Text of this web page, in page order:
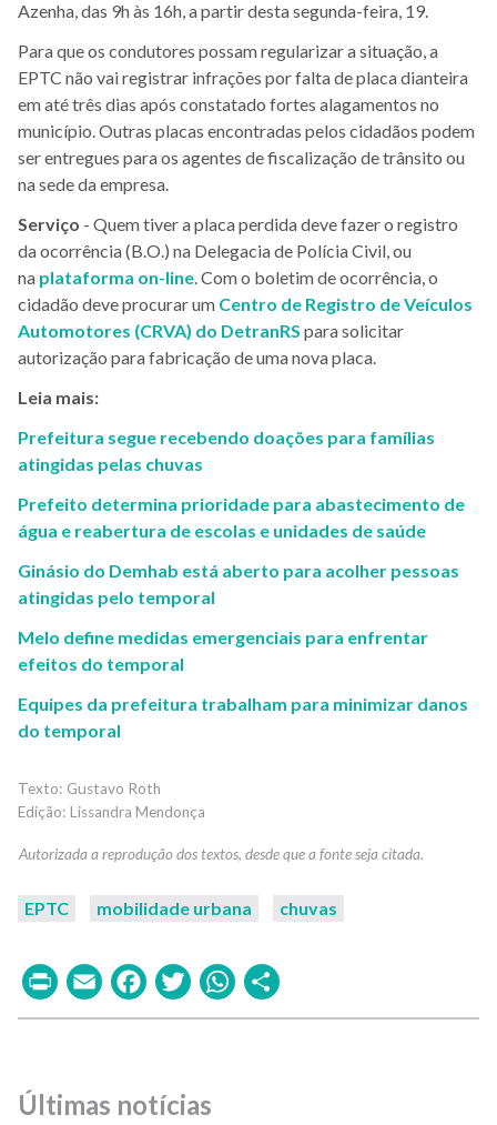
Azenha, das 9h às 16h, a partir desta segunda-feira, 19.
Para que os condutores possam regularizar a situação, a
EPTC não vai registrar infrações por falta de placa dianteira
em até três dias após constatado fortes alagamentos no
município. Outras placas encontradas pelos cidadãos podem
ser entregues para os agentes de fiscalização de trânsito ou
na sede da empresa.
Serviço - Quem tiver a placa perdida deve fazer o registro
da ocorrência (B.O.) na Delegacia de Polícia Civil, ou
na plataforma on-line. Com o boletim de ocorrência, o
cidadão deve procurar um Centro de Registro de Veículos
Automotores (CRVA) do DetranRS para solicitar
autorização para fabricação de uma nova placa.
Leia mais:
Prefeitura segue recebendo doações para famílias
atingidas pelas chuvas
Prefeito determina prioridade para abastecimento de
água e reabertura de escolas e unidades de saúde
Ginásio do Demhab está aberto para acolher pessoas
atingidas pelo temporal
Melo define medidas emergenciais para enfrentar
efeitos do temporal
Equipes da prefeitura trabalham para minimizar danos
do temporal
Gustavo Roth
Lissandra Mendonça
EPTC mobilidade urbana chuvas
PrintEmailFacebook
TwitterWhatsApp
Últimas notícias